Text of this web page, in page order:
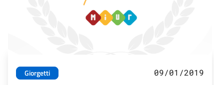
Giorgetti 09/01/2019